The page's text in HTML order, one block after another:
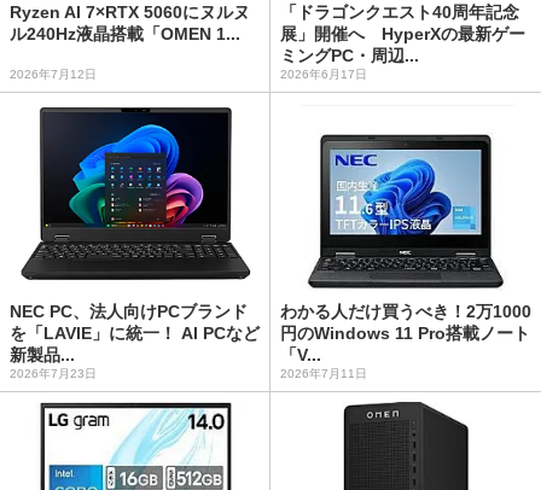
Ryzen AI 7×RTX 5060にヌルヌ
ル240Hz液晶搭載「OMEN 1...
2026年7月12日
「ドラゴンクエスト40周年記念
展」開催へ HyperXの最新ゲー
ミングPC・周辺...
2026年6月17日
NEC PC、法人向けPCブランド
を「LAVIE」に統一！ AI PCなど
新製品...
2026年7月23日
わかる人だけ買うべき！2万1000
円のWindows 11 Pro搭載ノート
「V...
2026年7月11日